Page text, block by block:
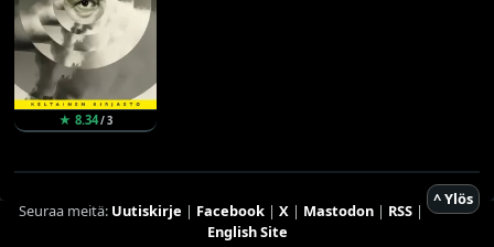
★ 8.34/ 3
^ Ylös
Seuraa meitä: Uutiskirje | Facebook| X| Mastodon| RSS|
English Site